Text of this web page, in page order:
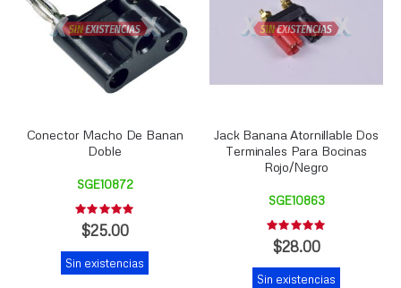
Conector Macho De Banan
Doble
SGE10872
Rating:
0%
$25.00
Sin existencias
Jack Banana Atornillable Dos
Terminales Para Bocinas
Rojo/Negro
SGE10863
Rating:
0%
$28.00
Sin existencias